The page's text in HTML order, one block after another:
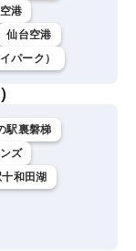
港
仙台空港
パーク）
駅裏磐梯
ズ
和田湖